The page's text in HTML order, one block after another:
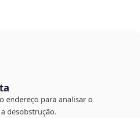
endereço para analisar o
desobstrução.